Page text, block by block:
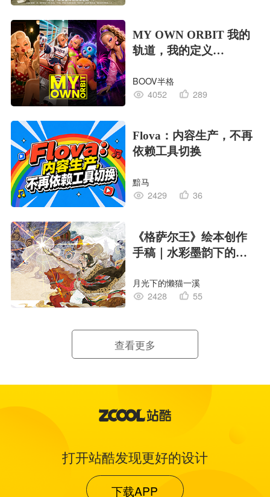
MY OWN ORBIT 我的
轨道，我的定义
对
BOOV半格
4052
289
Flova：内容生产，不再
依赖工具切换
黯马
2429
36
《格萨尔王》绘本创作
手稿｜水彩墨韵下的史
月光下的懒猫一溪
2428
55
查看更多
打开站酷发现更好的设计
下载APP